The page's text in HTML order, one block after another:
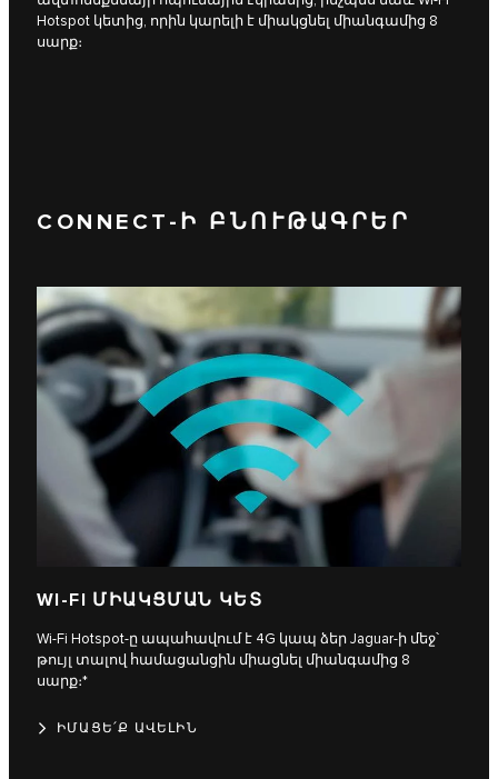
Hotspot կետից, որին կարելի է միակցնել միանգամից 8
սարք։
CONNECT-Ի ԲՆՈՒԹԱԳՐԵՐ
WI-FI ՄԻԱԿՑՄԱՆ ԿԵՏ
Wi-Fi Hotspot-ը ապահավում է 4G կապ ձեր Jaguar-ի մեջ՝
թույլ տալով համացանցին միացնել միանգամից 8
սարք։*
ԻՄԱՑԵ՛Ք ԱՎԵԼԻՆ